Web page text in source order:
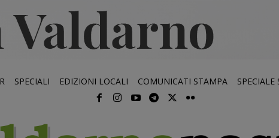
SPECIALI EDIZIONI LOCALI COMUNICATI STAMPA SPECIALE